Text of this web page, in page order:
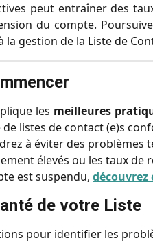
peut entraîner des
du compte.
gestion de la Liste de
les meilleures
listes de contact (e)s
à éviter des problèmes
élevés ou les taux de
est suspendu, découvrez
de votre Liste
pour identifier les